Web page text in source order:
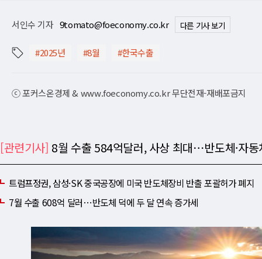
서인수 기자 9tomato@foeconomy.co.kr 다른 기사 보기
#2025년 #8월 #한국수출
ⓒ 포커스온경제 & www.foeconomy.co.kr 무단전재-재배포금지
[관련기사] 8월 수출 584억달러, 사상 최대⋯반도체·자동
트럼프정권, 삼성·SK 중국공장에 미국 반도체장비 반출 포괄허가 폐지
7월 수출 608억 달러⋯반도체 덕에 두 달 연속 증가세